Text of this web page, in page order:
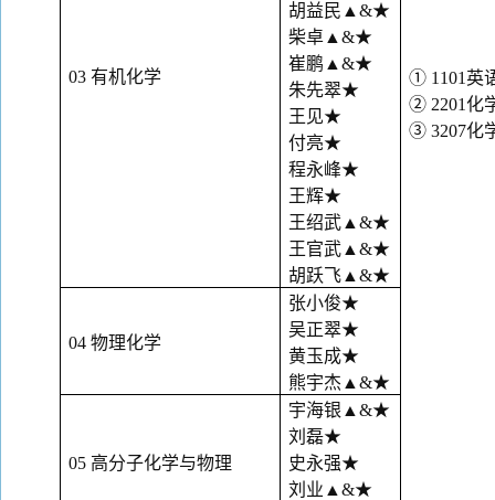
① 1101英
② 2201化
③ 3207化
03 有机化学
胡益民 ▲&★
柴卓 ▲&★
崔鹏 ▲&★
朱先翠★
王见★
付亮★
程永峰★
王辉★
王绍武 ▲&★
王官武 ▲&★
胡跃飞 ▲&★
04 物理化学
张小俊★
吴正翠★
黄玉成★
熊宇杰 ▲&★
05 高分子化学与物理
宇海银 ▲&★
刘磊★
史永强★
刘业 ▲&★